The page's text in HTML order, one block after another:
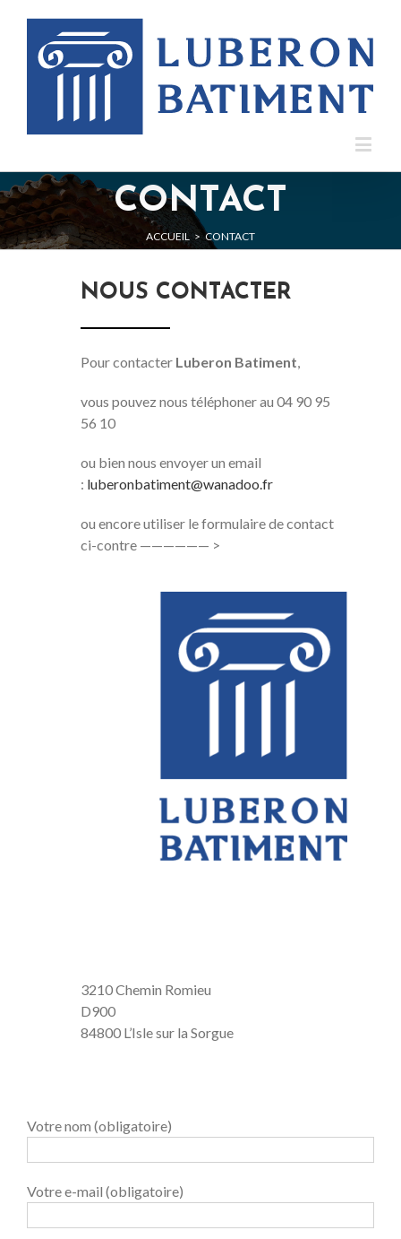
CONTACT
ACCUEIL > CONTACT
NOUS CONTACTER
Pour contacter Luberon Batiment,
vous pouvez nous téléphoner au 04 90 95
56 10
ou bien nous envoyer un email
: luberonbatiment@wanadoo.fr
ou encore utiliser le formulaire de contact
ci-contre —————— >
3210 Chemin Romieu
D900
84800 L’Isle sur la Sorgue
Votre nom (obligatoire)
Votre e-mail (obligatoire)